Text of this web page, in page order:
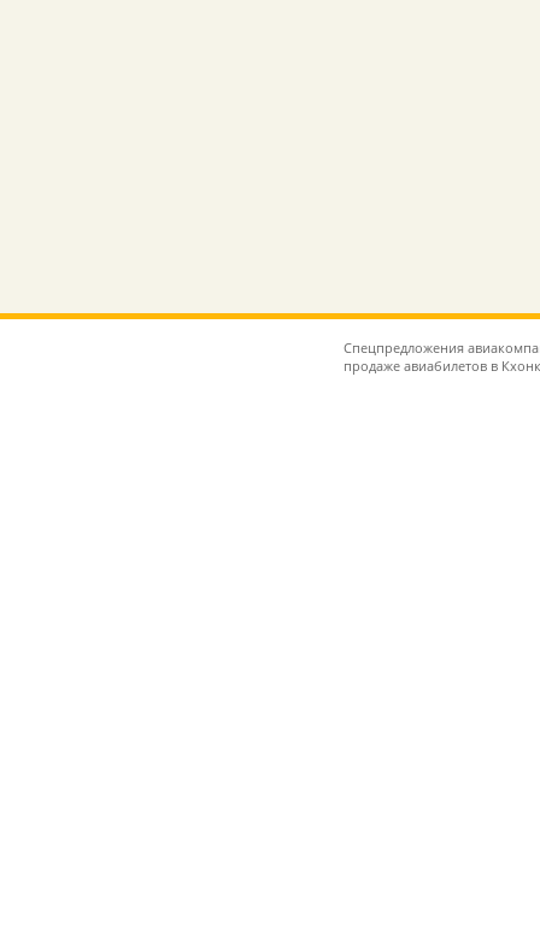
Спецпредложения
продаже авиабилетов в